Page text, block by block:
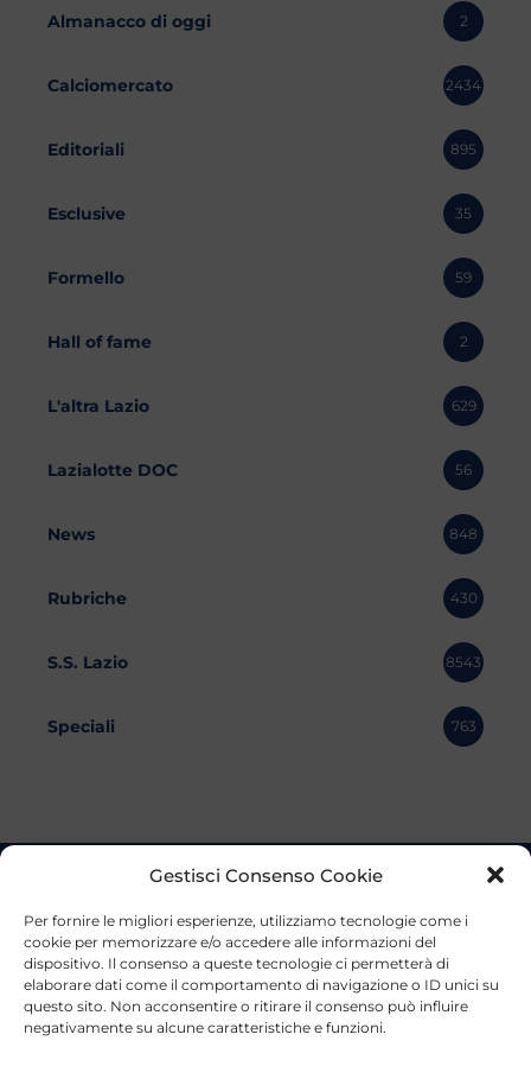
Gestisci Consenso Cookie
Per fornire le migliori esperienze, utilizziamo tecnologie come i
cookie per memorizzare e/o accedere alle informazioni del
dispositivo. Il consenso a queste tecnologie ci permetterà di
elaborare dati come il comportamento di navigazione o ID unici su
questo sito. Non acconsentire o ritirare il consenso può influire
negativamente su alcune caratteristiche e funzioni.
Almanacco di oggi 2
Calciomercato 2434
Editoriali 895
Esclusive 35
Formello 59
Hall of fame 2
L'altra Lazio 629
Lazialotte DOC 56
News 848
Rubriche 430
S.S. Lazio 8543
Speciali 763